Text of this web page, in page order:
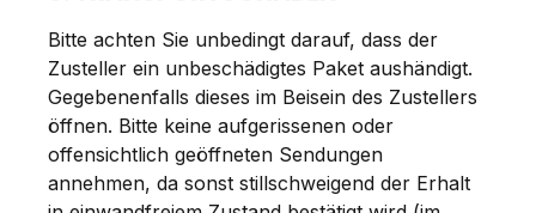
Bitte achten Sie unbedingt darauf, dass der
Zusteller ein unbeschädigtes Paket aushändigt.
Gegebenenfalls dieses im Beisein des Zustellers
öffnen. Bitte keine aufgerissenen oder
offensichtlich geöffneten Sendungen
annehmen, da sonst stillschweigend der Erhalt